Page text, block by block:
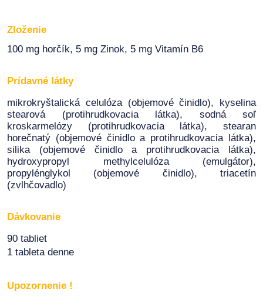
Zloženie
100 mg horčík, 5 mg Zinok, 5 mg Vitamín B6
Prídavné látky
mikrokryštalická celulóza (objemové činidlo), kyselina
stearová (protihrudkovacia látka), sodná soľ
kroskarmelózy (protihrudkovacia látka), stearan
horečnatý (objemové činidlo a protihrudkovacia látka),
silika (objemové činidlo a protihrudkovacia látka),
hydroxypropyl methylcelulóza (emulgátor),
propylénglykol (objemové činidlo), triacetín
(zvlhčovadlo)
Dávkovanie
90 tabliet
1 tableta denne
Upozornenie !